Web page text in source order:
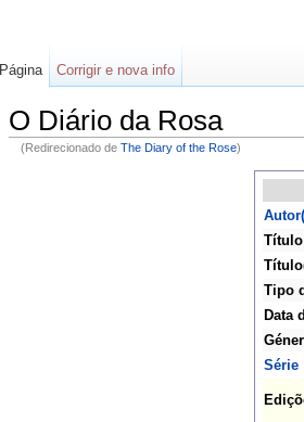
O Diário da Rosa
(Redirecionado de The Diary of the Rose)
Tipo
Data
Série
Página Corrigir e nova info